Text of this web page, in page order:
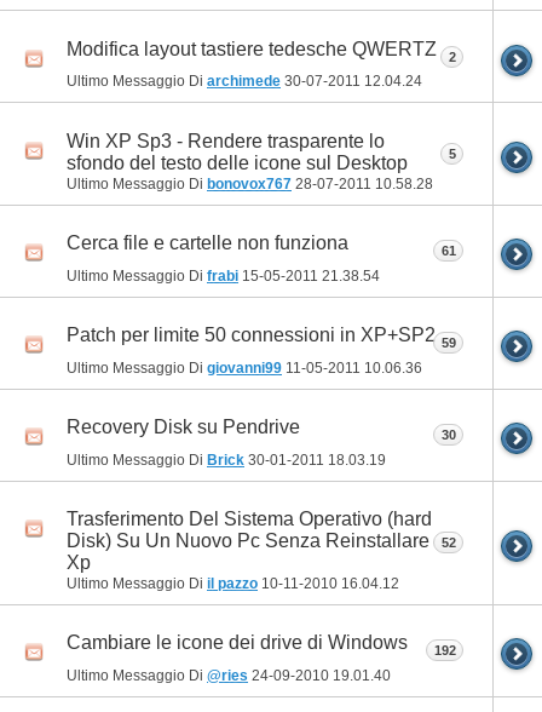
Modifica layout tastiere tedesche QWERTZ
Ultimo Messaggio Di archimede 30-07-2011 12.04.24
2
Win XP Sp3 - Rendere trasparente lo
sfondo del testo delle icone sul Desktop
Ultimo Messaggio Di bonovox767 28-07-2011 10.58.28
5
Cerca file e cartelle non funziona
Ultimo Messaggio Di frabi 15-05-2011 21.38.54
61
Patch per limite 50 connessioni in XP+SP2
Ultimo Messaggio Di giovanni99 11-05-2011 10.06.36
59
Recovery Disk su Pendrive
Ultimo Messaggio Di Brick 30-01-2011 18.03.19
30
Trasferimento Del Sistema Operativo (hard
Disk) Su Un Nuovo Pc Senza Reinstallare
Xp
Ultimo Messaggio Di il pazzo 10-11-2010 16.04.12
52
Cambiare le icone dei drive di Windows
Ultimo Messaggio Di @ries 24-09-2010 19.01.40
192